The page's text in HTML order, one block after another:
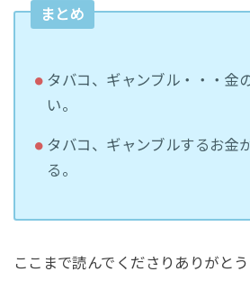
まとめ
タバコ、ギャンブル・・・金
い。
タバコ、ギャンブルするお金
る。
ここまで読んでくださりありがとう